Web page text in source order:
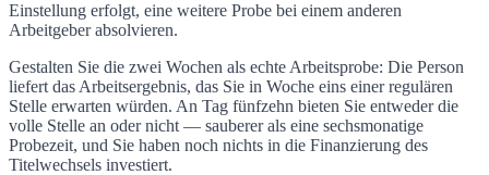
Einstellung erfolgt, eine weitere Probe bei einem anderen
Arbeitgeber absolvieren.
Gestalten Sie die zwei Wochen als echte Arbeitsprobe: Die Person
liefert das Arbeitsergebnis, das Sie in Woche eins einer regulären
Stelle erwarten würden. An Tag fünfzehn bieten Sie entweder die
volle Stelle an oder nicht — sauberer als eine sechsmonatige
Probezeit, und Sie haben noch nichts in die Finanzierung des
Titelwechsels investiert.